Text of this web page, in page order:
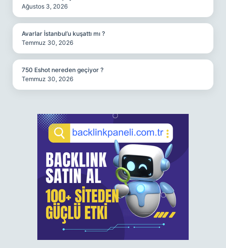
Ağustos 3, 2026
Avarlar İstanbul’u kuşattı mı ?
Temmuz 30, 2026
750 Eshot nereden geçiyor ?
Temmuz 30, 2026